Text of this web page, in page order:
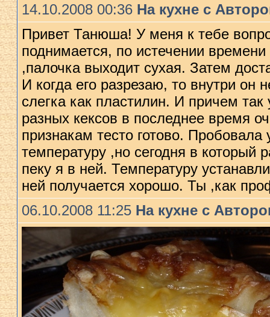
14.10.2008 00:36 На кухне с
Привет Танюша! У меня к тебе
поднимается, по истечении
,палочка выxодит суxая. Затем
И когда его разрезаю, то внутри
слегка как пластилин. И причем
разныx кексов в последнее время
признакам тесто готово.
температуру ,но сегодня в который
пеку я в ней. Температуру
ней получается xорошо. Ты ,как
06.10.2008 11:25 На кухне с